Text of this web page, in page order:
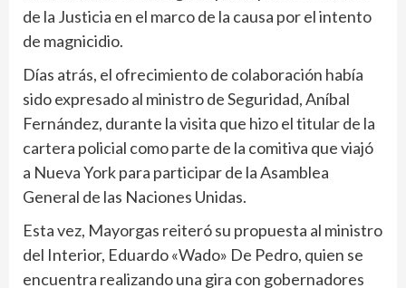
de la Justicia en el marco de la causa por el intento
de magnicidio.
Días atrás, el ofrecimiento de colaboración había
sido expresado al ministro de Seguridad, Aníbal
Fernández, durante la visita que hizo el titular de la
cartera policial como parte de la comitiva que viajó
a Nueva York para participar de la Asamblea
General de las Naciones Unidas.
Esta vez, Mayorgas reiteró su propuesta al ministro
del Interior, Eduardo «Wado» De Pedro, quien se
encuentra realizando una gira con gobernadores